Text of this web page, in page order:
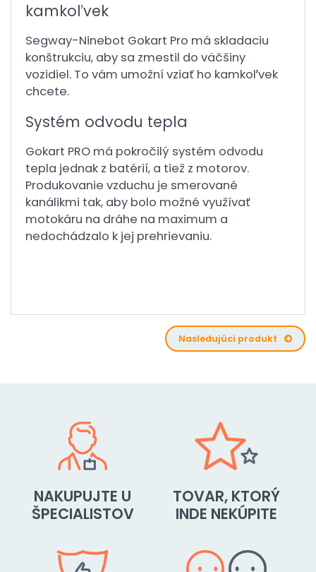
kamkoľvek
Segway-Ninebot Gokart Pro má skladaciu
konštrukciu, aby sa zmestil do väčšiny
vozidiel. To vám umožní vziať ho kamkoľvek
chcete.
Systém odvodu tepla
Gokart PRO má pokročilý systém odvodu
tepla jednak z batérií, a tiež z motorov.
Produkovanie vzduchu je smerované
kanálikmi tak, aby bolo možné využívať
motokáru na dráhe na maximum a
nedochádzalo k jej prehrievaniu.
Nasledujúci produkt
NAKUPUJTE U
ŠPECIALISTOV
TOVAR, KTORÝ
INDE NEKÚPITE